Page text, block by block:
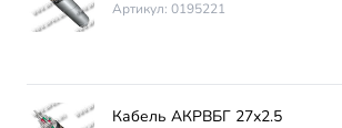
Артикул: 0195221
Кабель АКРВБГ 27х2.5